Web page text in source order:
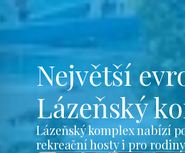
Největší
Lázeňský
Lázeňský komplex nabízí
rekreační hosty i pro